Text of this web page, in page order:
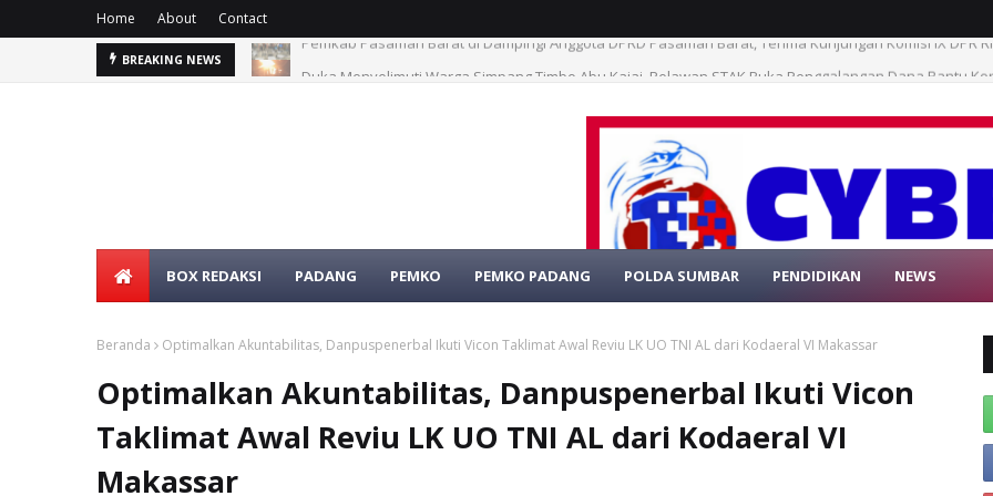
Home About Contact
BREAKING NEWS
SELAMAT
BOX REDAKSI PADANG PEMKO PEMKO PADANG POLDA SUMBAR PENDIDIKAN NEWS
Beranda Optimalkan Akuntabilitas, Danpuspenerbal Ikuti Vicon Taklimat Awal Reviu LK UO TNI AL dari Kodaeral VI Makassar
Optimalkan Akuntabilitas, Danpuspenerbal Ikuti Vicon
Taklimat Awal Reviu LK UO TNI AL dari Kodaeral VI
Makassar